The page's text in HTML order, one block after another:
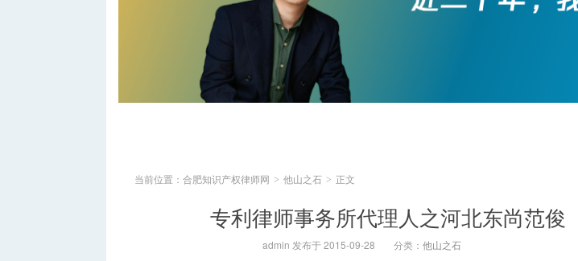
当前位置： 合肥知识产权律师网 > 他山之石 > 正文
专利律师事务所代理人之河北东尚范俊
admin 发布于 2015-09-28 分类： 他山之石